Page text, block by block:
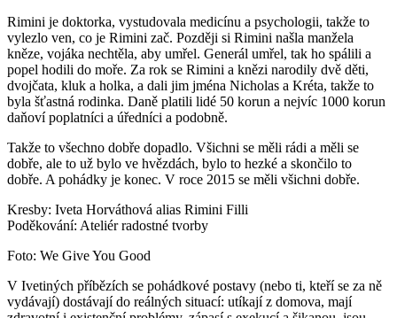
Rimini je doktorka, vystudovala medicínu a psychologii, takže to
vylezlo ven, co je Rimini zač. Později si Rimini našla manžela
kněze, vojáka nechtěla, aby umřel. Generál umřel, tak ho spálili a
popel hodili do moře. Za rok se Rimini a knězi narodily dvě děti,
dvojčata, kluk a holka, a dali jim jména Nicholas a Kréta, takže to
byla šťastná rodinka. Daně platili lidé 50 korun a nejvíc 1000 korun
daňoví poplatníci a úředníci a podobně.
Takže to všechno dobře dopadlo. Všichni se měli rádi a měli se
dobře, ale to už bylo ve hvězdách, bylo to hezké a skončilo to
dobře. A pohádky je konec. V roce 2015 se měli všichni dobře.
Kresby: Iveta Horváthová alias Rimini Filli
Poděkování: Ateliér radostné tvorby
Foto: We Give You Good
V Ivetiných příbězích se pohádkové postavy (nebo ti, kteří se za ně
vydávají) dostávají do reálných situací: utíkají z domova, mají